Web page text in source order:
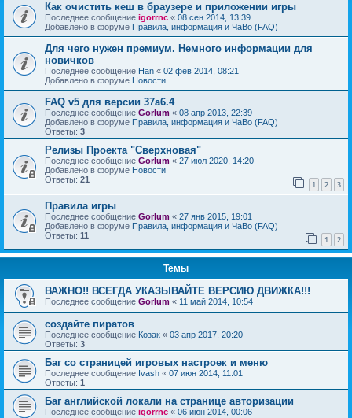
Как очистить кеш в браузере и приложении игры
Последнее сообщение igorrnc « 08 сен 2014, 13:39
Добавлено в форуме Правила, информация и ЧаВо (FAQ)
Для чего нужен премиум. Немного информации для
новичков
Последнее сообщение Han « 02 фев 2014, 08:21
Добавлено в форуме Новости
FAQ v5 для версии 37a6.4
Последнее сообщение Gorlum « 08 апр 2013, 22:39
Добавлено в форуме Правила, информация и ЧаВо (FAQ)
Ответы: 3
Релизы Проекта "Сверхновая"
Последнее сообщение Gorlum « 27 июл 2020, 14:20
Добавлено в форуме Новости
Ответы: 21 1 2 3
Правила игры
Последнее сообщение Gorlum « 27 янв 2015, 19:01
Добавлено в форуме Правила, информация и ЧаВо (FAQ)
Ответы: 11 1 2
Темы
ВАЖНО!! ВСЕГДА УКАЗЫВАЙТЕ ВЕРСИЮ ДВИЖКА!!!
Последнее сообщение Gorlum « 11 май 2014, 10:54
создайте пиратов
Последнее сообщение Козак « 03 апр 2017, 20:20
Ответы: 3
Баг со страницей игровых настроек и меню
Последнее сообщение Ivash « 07 июн 2014, 11:01
Ответы: 1
Баг английской локали на странице авторизации
Последнее сообщение igorrnc « 06 июн 2014, 00:06